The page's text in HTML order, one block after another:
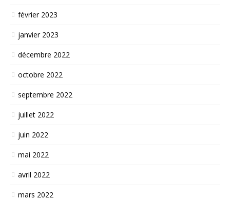
février 2023
janvier 2023
décembre 2022
octobre 2022
septembre 2022
juillet 2022
juin 2022
mai 2022
avril 2022
mars 2022